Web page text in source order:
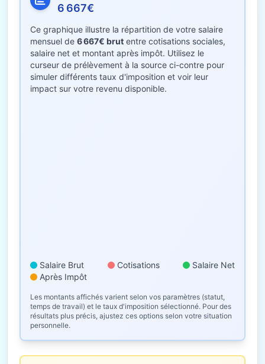
6 667€
Ce graphique illustre la répartition de votre salaire
mensuel de 6 667€ brut entre cotisations sociales,
salaire net et montant après impôt. Utilisez le
curseur de prélèvement à la source ci-contre pour
simuler différents taux d'imposition et voir leur
impact sur votre revenu disponible.
Salaire Brut Cotisations
Salaire Net
Après Impôt
Les montants affichés varient selon vos paramètres (statut,
temps de travail) et le taux d'imposition sélectionné. Pour des
résultats plus précis, ajustez ces options selon votre situation
personnelle.